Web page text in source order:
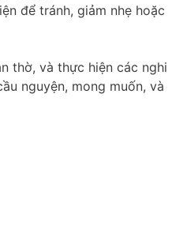
để tránh, giảm nhẹ hoặc
thờ, và thực hiện các nghi
nguyện, mong muốn, và